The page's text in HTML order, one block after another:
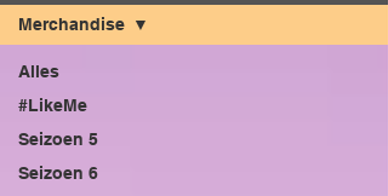
Alles
#LikeMe
Seizoen 5
Seizoen 6
Merchandise